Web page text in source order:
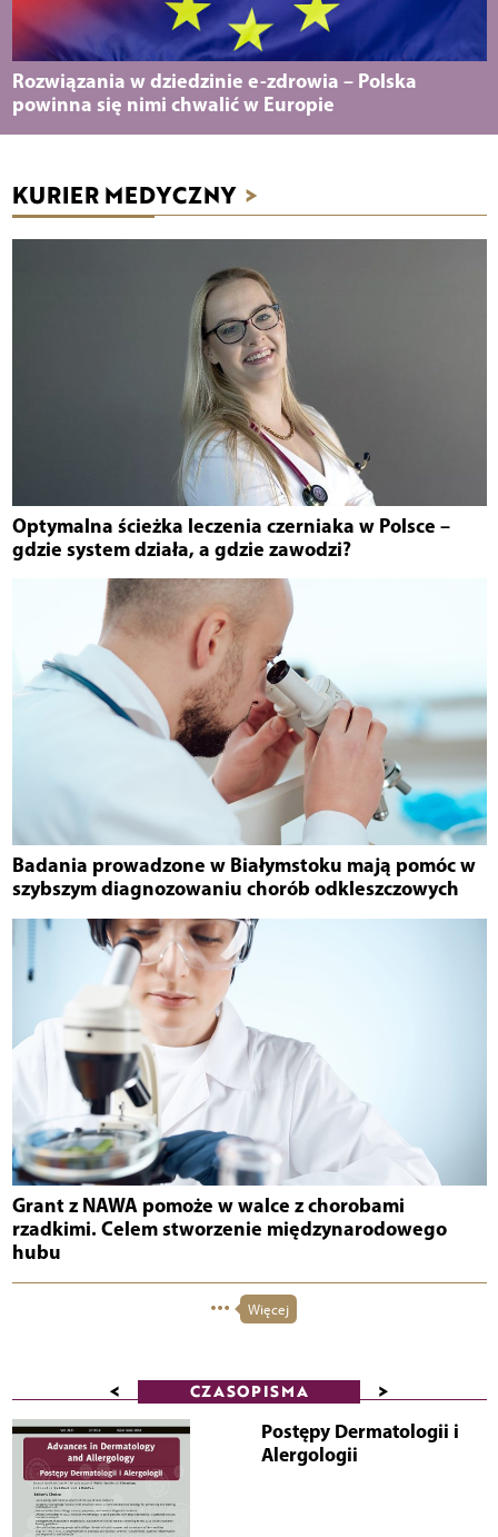
Rozwiązania w dziedzinie e-zdrowia – Polska
powinna się nimi chwalić w Europie
KURIER MEDYCZNY >
Optymalna ścieżka leczenia czerniaka w Polsce –
gdzie system działa, a gdzie zawodzi?
Badania prowadzone w Białymstoku mają pomóc w
szybszym diagnozowaniu chorób odkleszczowych
Grant z NAWA pomoże w walce z chorobami
rzadkimi. Celem stworzenie międzynarodowego
hubu
Więcej
< CZASOPISMA >
Postępy Dermatologii i
Alergologii